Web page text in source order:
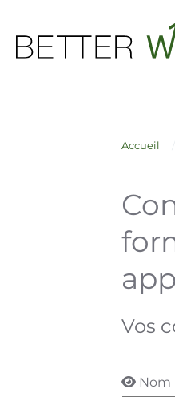
Skip to main content
Accueil
Vos
Téléphone